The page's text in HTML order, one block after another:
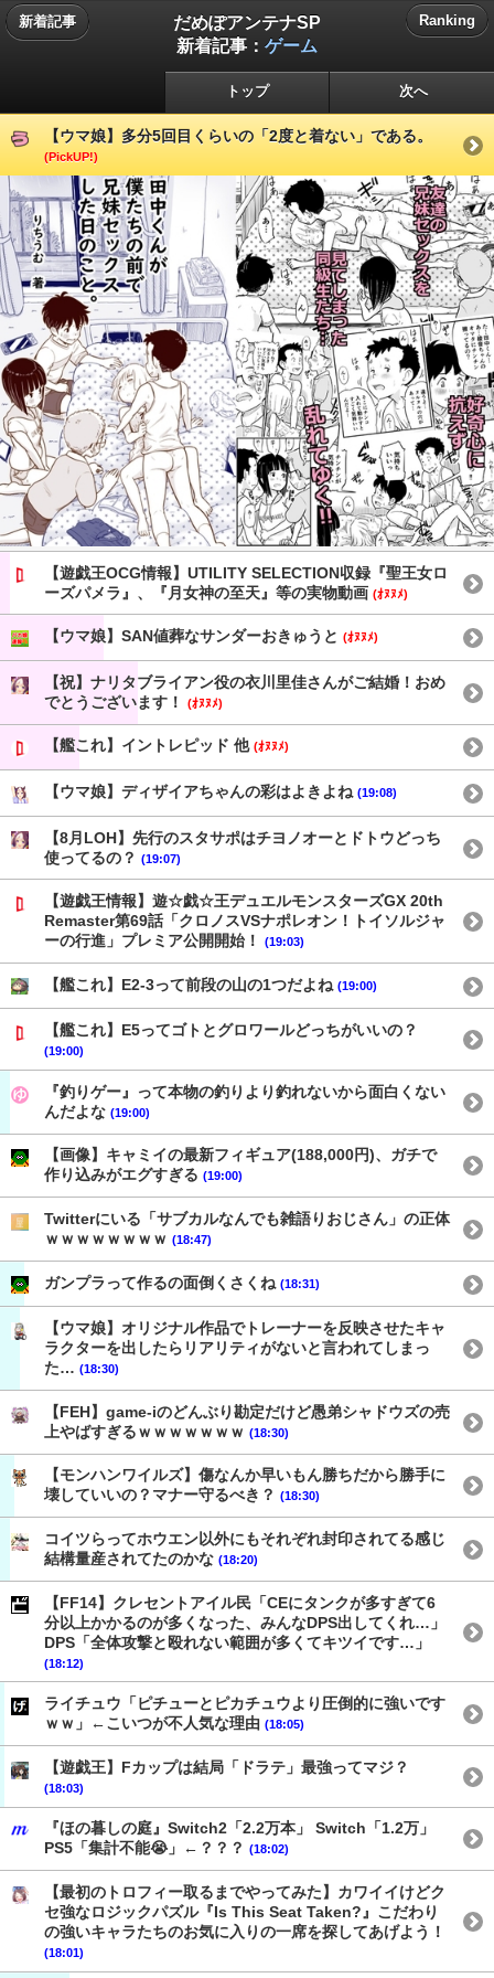
新着記事
だめぽアンテナSP
新着記事： ゲーム
Ranking
トップ 次へ
【ウマ娘】多分5回目くらいの「2度と着ない」である。
(PickUP!)
【遊戯王OCG情報】UTILITY SELECTION収録『聖王女ロ
ーズパメラ』、『月女神の至天』等の実物動画 (ｵﾇﾇﾒ)
【ウマ娘】SAN値葬なサンダーおきゅうと (ｵﾇﾇﾒ)
【祝】ナリタブライアン役の衣川里佳さんがご結婚！おめ
でとうございます！
(ｵﾇﾇﾒ)
【艦これ】イントレピッド 他 (ｵﾇﾇﾒ)
【ウマ娘】ディザイアちゃんの彩はよきよね (19:08)
【8月LOH】先行のスタサポはチヨノオーとドトウどっち
使ってるの？ (19:07)
【遊戯王情報】遊☆戯☆王デュエルモンスターズGX 20th
Remaster第69話「クロノスVSナポレオン！トイソルジャ
ーの行進」プレミア公開開始！
(19:03)
【艦これ】E2-3って前段の山の1つだよね (19:00)
【艦これ】E5ってゴトとグロワールどっちがいいの？
(19:00)
『釣りゲー』って本物の釣りより釣れないから面白くない
んだよな (19:00)
【画像】キャミイの最新フィギュア(188,000円)、ガチで
作り込みがエグすぎる (19:00)
Twitterにいる「サブカルなんでも雑語りおじさん」の正体
ｗｗｗｗｗｗｗｗ (18:47)
ガンプラって作るの面倒くさくね (18:31)
【ウマ娘】オリジナル作品でトレーナーを反映させたキャ
ラクターを出したらリアリティがないと言われてしまっ
た… (18:30)
【FEH】game-iのどんぶり勘定だけど愚弟シャドウズの売
上やばすぎるｗｗｗｗｗｗｗ (18:30)
【モンハンワイルズ】傷なんか早いもん勝ちだから勝手に
壊していいの？マナー守るべき？ (18:30)
コイツらってホウエン以外にもそれぞれ封印されてる感じ
結構量産されてたのかな (18:20)
【FF14】クレセントアイル民「CEにタンクが多すぎて6
分以上かかるのが多くなった、みんなDPS出してくれ…」
DPS「全体攻撃と殴れない範囲が多くてキツイです…」
(18:12)
ライチュウ「ピチューとピカチュウより圧倒的に強いです
ｗｗ」←こいつが不人気な理由 (18:05)
【遊戯王】Fカップは結局「ドラテ」最強ってマジ？
(18:03)
『ほの暮しの庭』Switch2「2.2万本」 Switch「1.2万」
PS5「集計不能😭」←？？？ (18:02)
【最初のトロフィー取るまでやってみた】カワイイけどク
セ強なロジックパズル『Is This Seat Taken?』こだわり
の強いキャラたちのお気に入りの一席を探してあげよう！
(18:01)